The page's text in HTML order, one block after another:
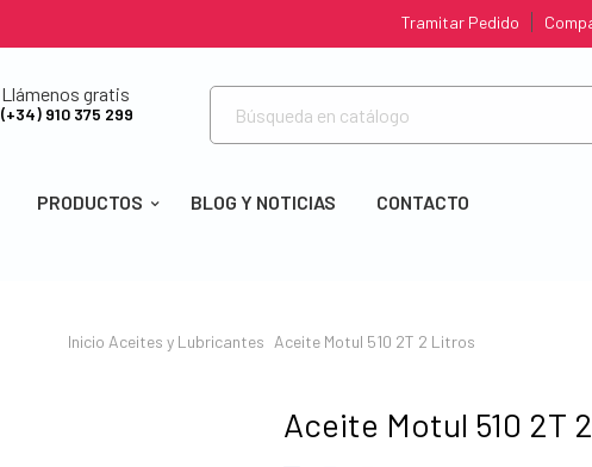
Tramitar Pedido
Llámenos gratis
(+34) 910 375 299
PRODUCTOS BLOG Y NOTICIAS CONTACTO
Inicio Aceites y Lubricantes Aceite Motul 510 2T 2 Litros
Aceite Motul 510 2T